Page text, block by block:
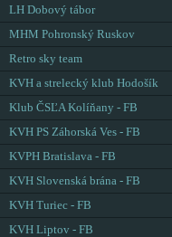
LH Dobový tábor
MHM Pohronský Ruskov
Retro sky team
KVH a strelecký klub Hodošík
Klub ČSĽA Kolíňany - FB
KVH PS Záhorská Ves - FB
KVPH Bratislava - FB
KVH Slovenská brána - FB
KVH Turiec - FB
KVH Liptov - FB